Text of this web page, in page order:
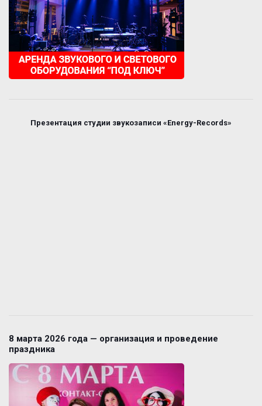
Презентация студии звукозаписи «Energy-Records»
8 марта 2026 года — организация и проведение
праздника